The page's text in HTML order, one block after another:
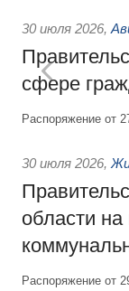
30 июля 2026,
сфере
Распоряжение от
30 июля 2026,
области
Распоряжение от